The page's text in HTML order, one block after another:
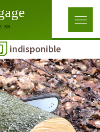
59
indisponible